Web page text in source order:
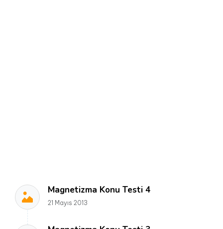
Magnetizma Konu Testi 4
21 Mayıs 2013